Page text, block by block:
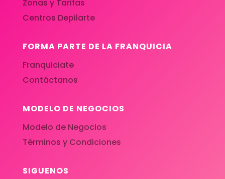
Zonas y Tarifas
Centros Depilarte
FORMA PARTE DE LA FRANQUICIA
Franquiciate
Contáctanos
MODELO DE NEGOCIOS
Modelo de Negocios
Términos y Condiciones
SIGUENOS